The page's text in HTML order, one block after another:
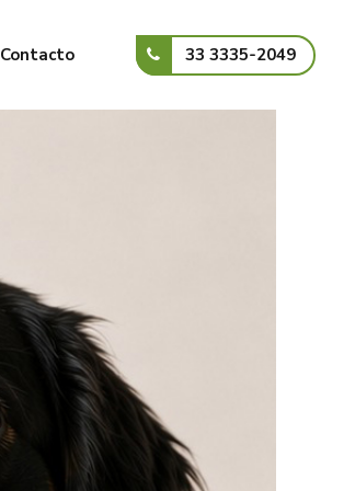
33 3335-2049
Contacto